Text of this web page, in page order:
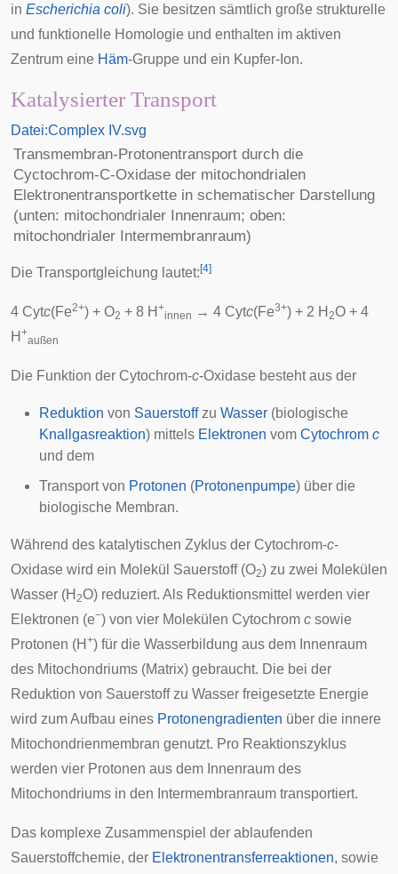
in Escherichia coli). Sie besitzen sämtlich große strukturelle
und funktionelle Homologie und enthalten im aktiven
Zentrum eine Häm-Gruppe und ein Kupfer-Ion.
Katalysierter Transport
Datei:Complex IV.svg
Transmembran-Protonentransport durch die
Cyctochrom-C-Oxidase der mitochondrialen
Elektronentransportkette in schematischer Darstellung
(unten: mitochondrialer Innenraum; oben:
mitochondrialer Intermembranraum)
Die Transportgleichung lautet: [4]
4 Cytc(Fe2+) + O2 + 8 H +
innen → 4 Cytc(Fe3+) + 2 H 2O + 4
H +
außen
Die Funktion der Cytochrom-c-Oxidase besteht aus der
Reduktion von Sauerstoffzu Wasser (biologische
Knallgasreaktion) mittels Elektronen vom Cytochrom c
und dem
Transportvon Protonen (Protonenpumpe) über die
biologische Membran.
Während des katalytischen Zyklus der Cytochrom-c-
Oxidase wird ein Molekül Sauerstoff (O2) zu zwei Molekülen
Wasser (H 2O) reduziert. Als Reduktionsmittel werden vier
Elektronen (e−) von vier Molekülen Cytochrom c sowie
Protonen (H +) für die Wasserbildung aus dem Innenraum
des Mitochondriums (Matrix) gebraucht. Die bei der
Reduktion von Sauerstoff zu Wasser freigesetzte Energie
wird zum Aufbau eines Protonengradienten über die innere
Mitochondrienmembran genutzt. Pro Reaktionszyklus
werden vier Protonen aus dem Innenraum des
Mitochondriums in den Intermembranraum transportiert.
Das komplexe Zusammenspiel der ablaufenden
Sauerstoffchemie, der Elektronentransferreaktionen, sowie